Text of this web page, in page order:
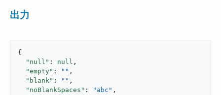
出力
{
"null" : null ,
"empty" : "" ,
"blank" : "" ,
"noBlankSpaces" : "abc" ,